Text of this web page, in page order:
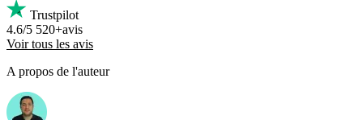
Trustpilot
4.6/5 520+avis
Voir tous les avis
A propos de l'auteur